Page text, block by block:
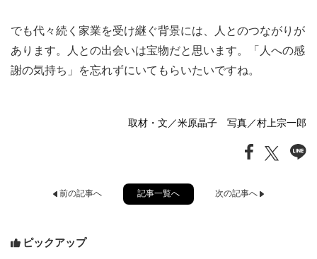
でも代々続く家業を受け継ぐ背景には、人とのつながりが
あります。人との出会いは宝物だと思います。「人への感
謝の気持ち」を忘れずにいてもらいたいですね。
取材・文／米原晶子 写真／村上宗一郎
前の記事へ 記事一覧へ 次の記事へ
ピックアップ